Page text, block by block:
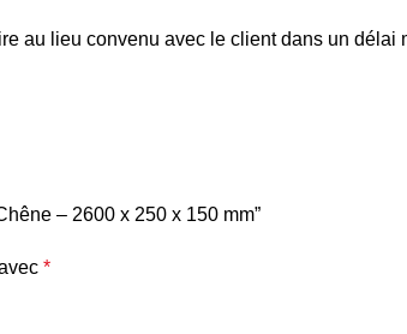
au lieu convenu avec le client dans un
– 2600 x 250 x 150 mm”
*